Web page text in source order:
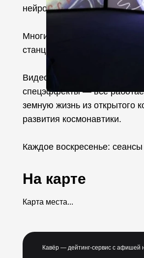
нейросетей.
Многие работы были
станции.
Видеоряд, включающий
спецэффекты — всё
земную жизнь из открытого
развития космонавтики.
Каждое воскресенье:
На карте
Карта места...
Кавёр — дейтинг-сервис с афишей